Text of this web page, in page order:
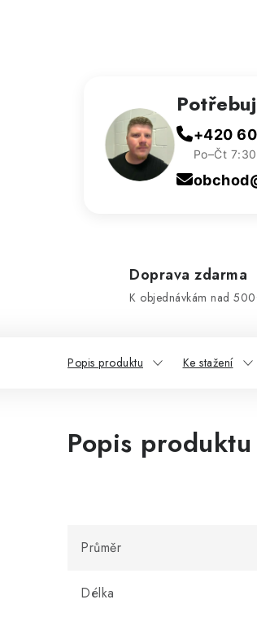
+420
Po–Čt
Doprava zdarma
K objednávkám nad
Popis produktu Ke stažení
Popis produktu
Průměr
Délka